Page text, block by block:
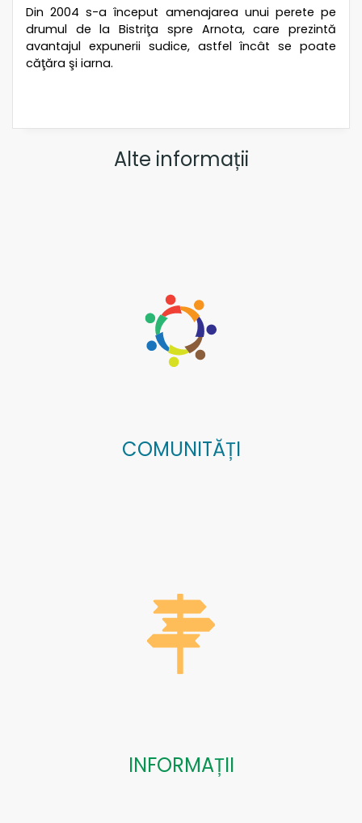
Din 2004 s-a început amenajarea unui perete pe
drumul de la Bistriţa spre Arnota, care prezintă
avantajul expunerii sudice, astfel încât se poate
căţăra şi iarna.
Alte informații
COMUNITĂȚI
INFORMAȚII